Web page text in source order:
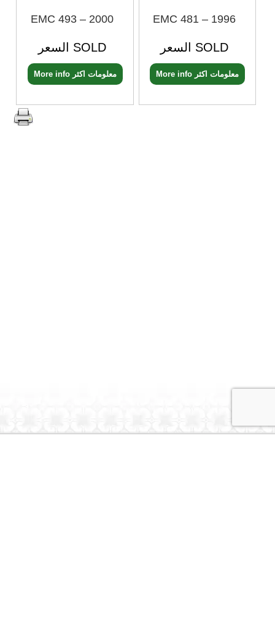
EMC 493 – 2000
السعر SOLD
More info معلومات اكثر
EMC 481 – 1996
السعر SOLD
More info معلومات اكثر